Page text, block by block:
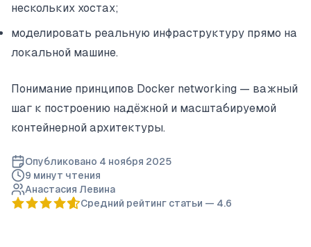
нескольких хостах;
моделировать реальную инфраструктуру прямо на
локальной машине.
Понимание принципов Docker networking — важный
шаг к построению надёжной и масштабируемой
контейнерной архитектуры.
Опубликовано 4 ноября 2025
9 минут чтения
Анастасия Левина
Средний рейтинг статьи — 4.6